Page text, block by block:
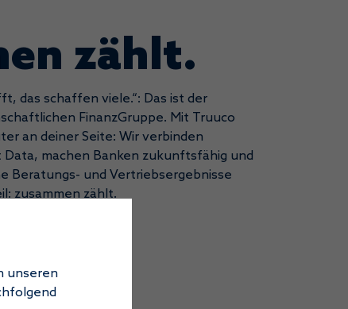
unseren
zählt.
das schaffen viele.“: Das ist der
FinanzGruppe. Mit Truuco
an deiner Seite: Wir verbinden
machen Banken zukunftsfähig und
Beratungs- und Vertriebsergebnisse
zusammen zählt.